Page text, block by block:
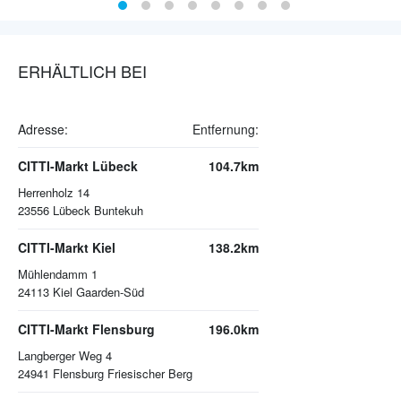
ERHÄLTLICH BEI
Adresse: Entfernung:
CITTI-Markt Lübeck
Herrenholz 14
23556 Lübeck Buntekuh
104.7km
CITTI-Markt Kiel
Mühlendamm 1
24113 Kiel Gaarden-Süd
138.2km
CITTI-Markt Flensburg
Langberger Weg 4
24941 Flensburg Friesischer Berg
196.0km